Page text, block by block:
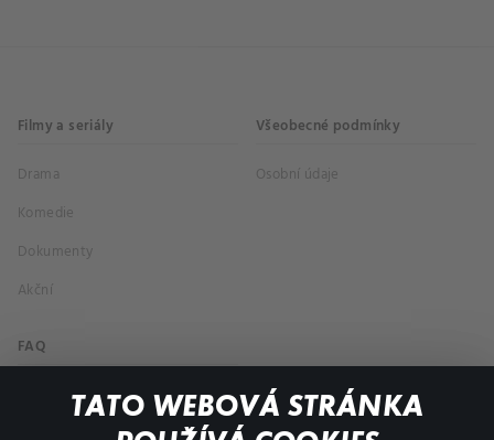
TATO WEBOVÁ STRÁNKA
Filmy a seriály
Drama
Komedie
Dokumenty
Akční
Všeobecné podmínky
Osobní údaje
FAQ
Můj účet
Důležité odkazy